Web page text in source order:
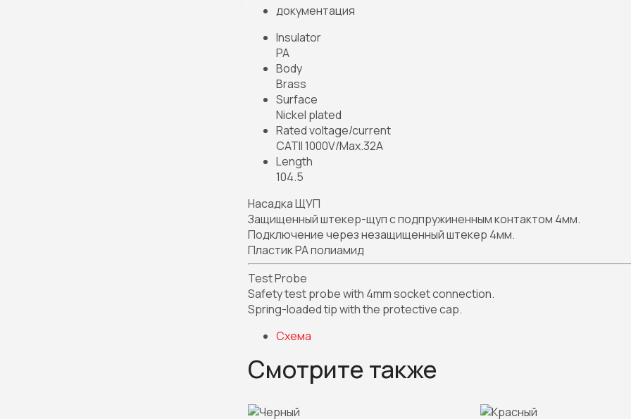
документация
Insulator
PA
Body
Brass
Surface
Nickel plated
Rated voltage/current
CATII 1000V/Max.32A
Length
104.5
Насадка ЩУП
Защищенный штекер-щуп с подпружиненным контактом 4мм.
Подключение через незащищенный штекер 4мм.
Пластик PA полиамид
Test Probe
Safety test probe with 4mm socket connection.
Spring-loaded tip with the protective cap.
Схема
Смотрите также